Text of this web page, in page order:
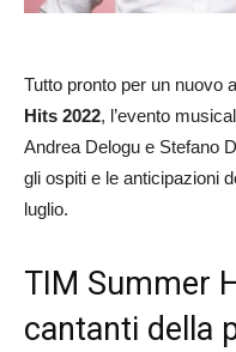
Tutto pronto per un nuovo
Hits 2022, l’evento
Andrea Delogu e Stefano
gli ospiti e le anticipazioni
luglio.
TIM Summer
cantanti della